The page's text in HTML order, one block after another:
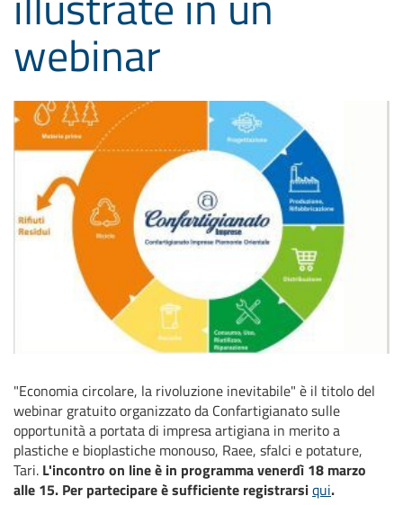
webinar
"Economia circolare, la rivoluzione inevitabile" è il titolo del
webinar gratuito organizzato da Confartigianato sulle
opportunità a portata di impresa artigiana in merito a
plastiche e bioplastiche monouso, Raee, sfalci e potature,
Tari. L'incontro on line è in programma venerdì 18 marzo
alle 15. Per partecipare è sufficiente registrarsiqui.